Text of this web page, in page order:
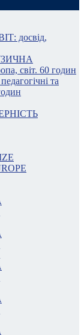
досвід,
світ. 60 годин
та